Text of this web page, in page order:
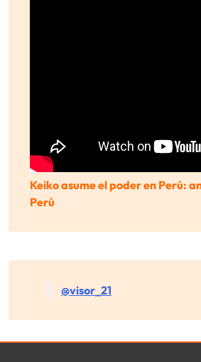
Keiko asume el poder en Perú:
Perú
@visor_21